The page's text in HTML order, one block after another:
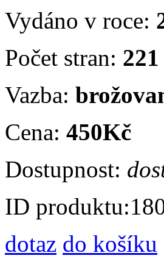
Vydáno v roce:
Počet stran: 221
Vazba:
Cena: 450Kč
Dostupnost:
ID produktu:
dotaz do košíku